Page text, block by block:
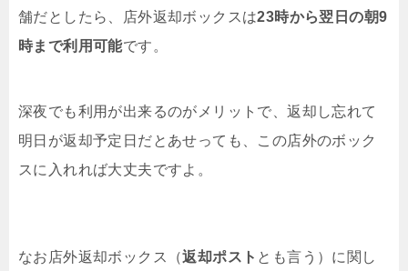
舗だとしたら、店外返却ボックスは23時から翌日の朝9
時まで利用可能です。
深夜でも利用が出来るのがメリットで、返却し忘れて
明日が返却予定日だとあせっても、この店外のボック
スに入れれば大丈夫ですよ。
なお店外返却ボックス（返却ポスト とも言う）に関し